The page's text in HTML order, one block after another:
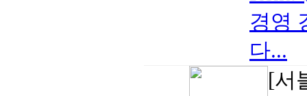
경영
다...
[서